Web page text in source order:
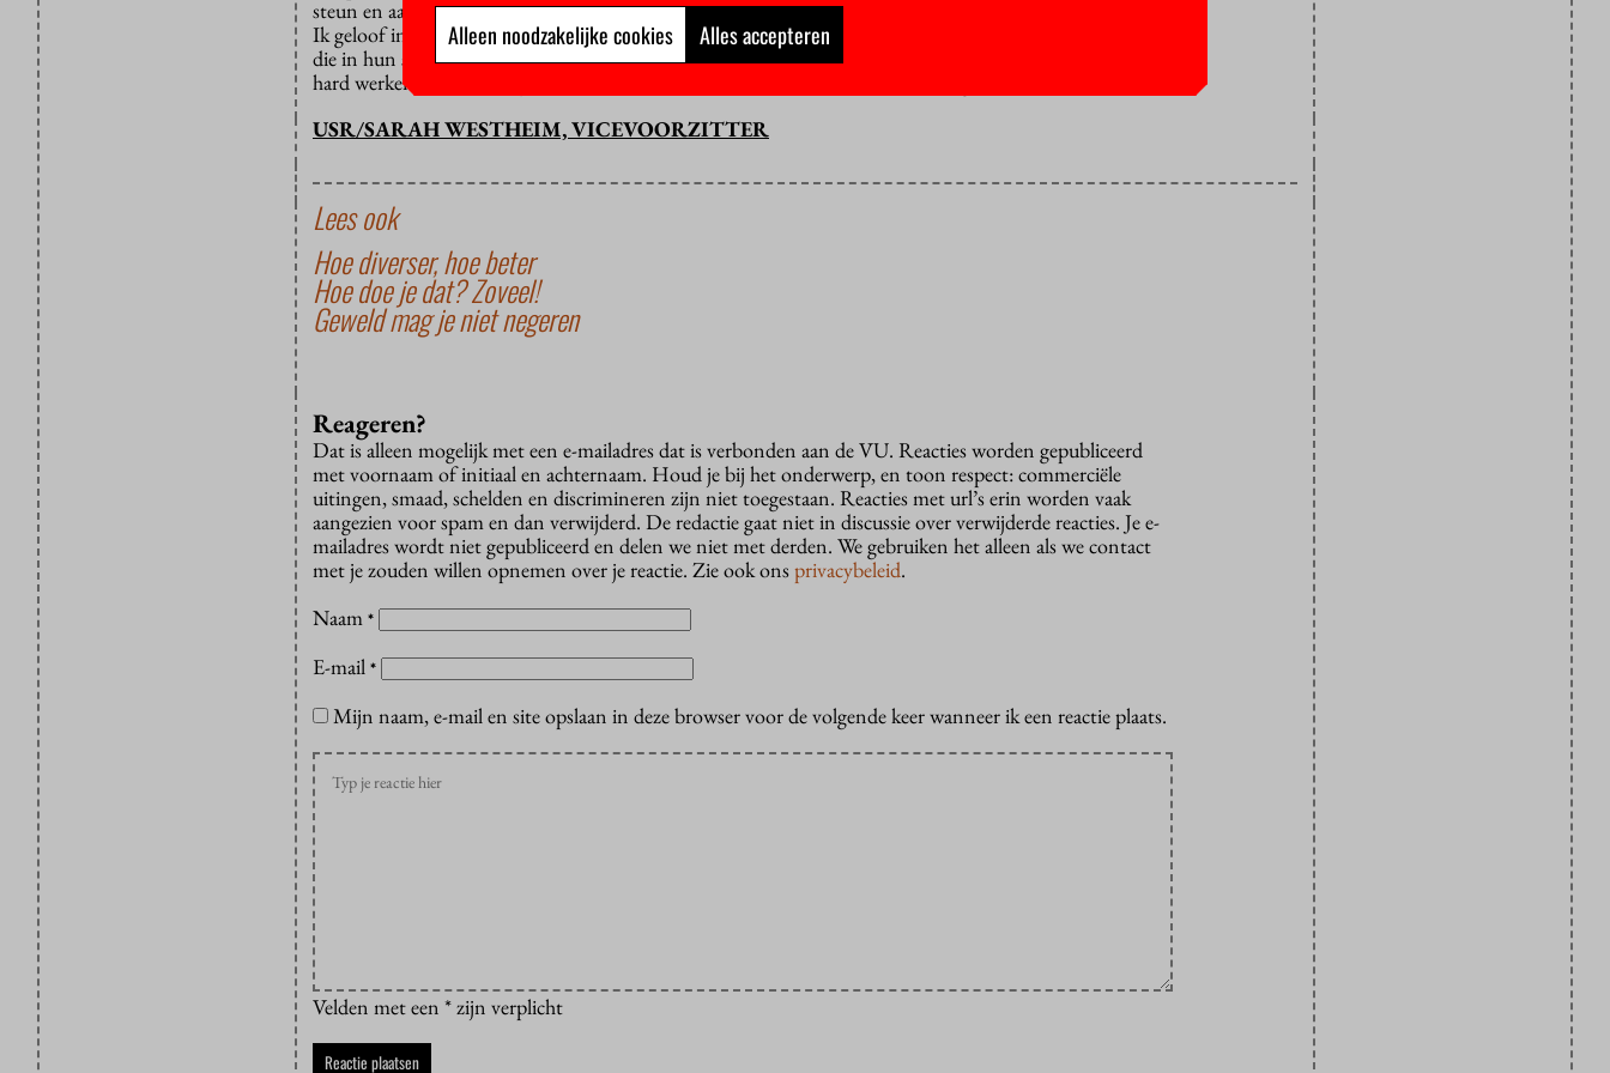
steun en aandacht krijgen.
Ik geloof in het werk van studieadviseurs die het belang van hun studenten vooropstellen, professoren
die in hun studenten geloven en extra diensten aanbieden aan zwakkere studenten. Ik wil dat docenten
hard werken aan onderwijskwaliteit en hun studenten ondersteunen waar nodig.
USR/SARAH WESTHEIM, VICEVOORZITTER
Lees ook
Hoe diverser, hoe beter
Hoe doe je dat? Zoveel!
Geweld mag je niet negeren
Reageren?
Dat is alleen mogelijk met een e-mailadres dat is verbonden aan de VU. Reacties worden gepubliceerd
met voornaam of initiaal en achternaam. Houd je bij het onderwerp, en toon respect: commerciële
uitingen, smaad, schelden en discrimineren zijn niet toegestaan. Reacties met url’s erin worden vaak
aangezien voor spam en dan verwijderd. De redactie gaat niet in discussie over verwijderde reacties. Je e-
mailadres wordt niet gepubliceerd en delen we niet met derden. We gebruiken het alleen als we contact
met je zouden willen opnemen over je reactie. Zie ook onsprivacybeleid.
Naam *
E-mail *
Mijn naam, e-mail en site opslaan in deze browser voor de volgende keer wanneer ik een reactie plaats.
Velden met een * zijn verplicht
Alleen noodzakelijke cookies Alles accepteren